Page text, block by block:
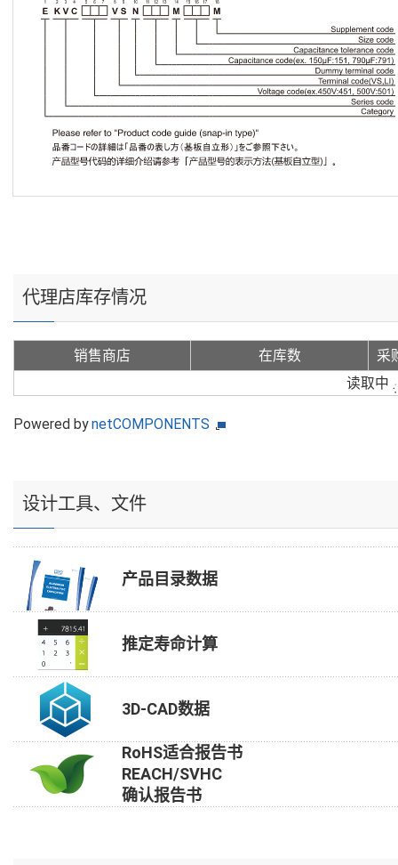
代理店库存情况
销售商店 在库数
采
读取中
Powered bynetCOMPONENTS
设计工具、文件
产品目录数据
推定寿命计算
3D-CAD数据
RoHS适合报告书
REACH/SVHC
确认报告书